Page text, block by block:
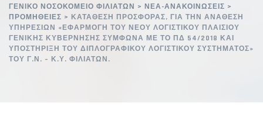
ΓΕΝΙΚΌ ΝΟΣΟΚΟΜΕΊΟ ΦΙΛΙΑΤΏΝ > ΝΈΑ-ΑΝΑΚΟΙΝΏΣΕΙΣ >
ΠΡΟΜΉΘΕΙΕΣ > ΚΑΤΆΘΕΣΗ ΠΡΟΣΦΟΡΆΣ, ΓΙΑ ΤΗΝ ΑΝΆΘΕΣΗ
ΥΠΗΡΕΣΙΏΝ «ΕΦΑΡΜΟΓΉ ΤΟΥ ΝΈΟΥ ΛΟΓΙΣΤΙΚΟΎ ΠΛΑΙΣΊΟΥ
ΓΕΝΙΚΉΣ ΚΥΒΈΡΝΗΣΗΣ ΣΎΜΦΩΝΑ ΜΕ ΤΟ ΠΔ 54/2018 ΚΑΙ
ΥΠΟΣΤΉΡΙΞΗ ΤΟΥ ΔΙΠΛΟΓΡΑΦΙΚΟΎ ΛΟΓΙΣΤΙΚΟΎ ΣΥΣΤΉΜΑΤΟΣ»
ΤΟΥ Γ.Ν. – Κ.Υ. ΦΙΛΙΑΤΩΝ.